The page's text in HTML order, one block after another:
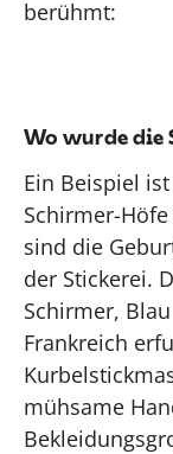
berühmt:
Wo wurde die
Ein Beispiel
Schirmer-
sind die
der Stickerei. D
Schirmer, Blau
Frankreich
mühsame
Bekleidungsg